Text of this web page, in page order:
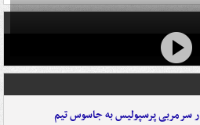
سرمربی پرسپولیس به جاسوس تیم